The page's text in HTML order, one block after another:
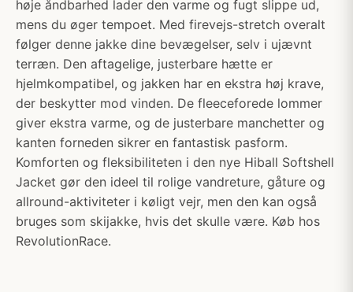
høje åndbarhed lader den varme og fugt slippe ud,
mens du øger tempoet. Med firevejs-stretch overalt
følger denne jakke dine bevægelser, selv i ujævnt
terræn. Den aftagelige, justerbare hætte er
hjelmkompatibel, og jakken har en ekstra høj krave,
der beskytter mod vinden. De fleeceforede lommer
giver ekstra varme, og de justerbare manchetter og
kanten forneden sikrer en fantastisk pasform.
Komforten og fleksibiliteten i den nye Hiball Softshell
Jacket gør den ideel til rolige vandreture, gåture og
allround-aktiviteter i køligt vejr, men den kan også
bruges som skijakke, hvis det skulle være. Køb hos
RevolutionRace.